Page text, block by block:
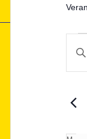
Bitte
nach